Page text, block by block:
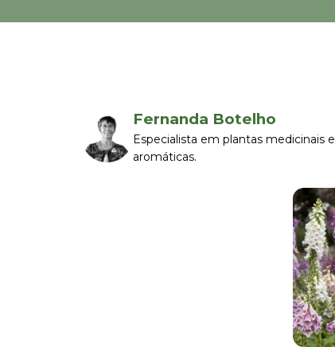
Fernanda Botelho
Especialista em plantas medicinais e
aromáticas.